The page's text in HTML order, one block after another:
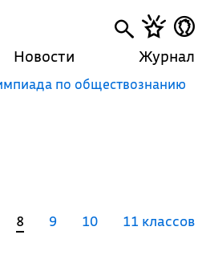
Новости Журнал
по обществознанию
8 9 10 11 классов